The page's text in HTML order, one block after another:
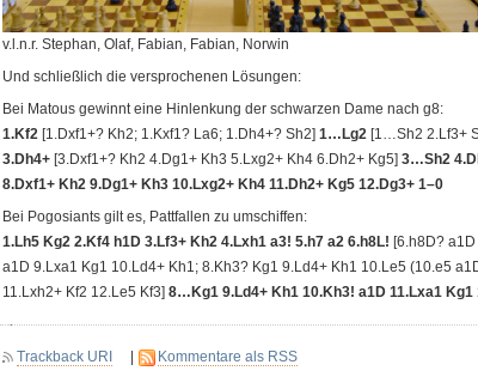
v.l.n.r. Stephan, Olaf, Fabian, Fabian, Norwin
Und schließlich die versprochenen Lösungen:
Bei Matous gewinnt eine Hinlenkung der schwarzen Dame nach g8:
1.Kf2 [1.Dxf1+? Kh2; 1.Kxf1? La6; 1.Dh4+? Sh2] 1…Lg2 [1…Sh2 2.Lf3+
3.Dh4+ [3.Dxf1+? Kh2 4.Dg1+ Kh3 5.Lxg2+ Kh4 6.Dh2+ Kg5] 3…Sh2
8.Dxf1+ Kh2 9.Dg1+ Kh3 10.Lxg2+ Kh4 11.Dh2+ Kg5 12.Dg3+ 1–0
Bei Pogosiants gilt es, Pattfallen zu umschiffen:
1.Lh5 Kg2 2.Kf4 h1D 3.Lf3+ Kh2 4.Lxh1 a3! 5.h7 a2 6.h8L! [6.h8D?
a1D 9.Lxa1 Kg1 10.Ld4+ Kh1; 8.Kh3? Kg1 9.Ld4+ Kh1 10.Le5 (10.e5
11.Lxh2+ Kf2 12.Le5 Kf3] 8…Kg1 9.Ld4+ Kh1 10.Kh3! a1D 11.Lxa1 Kg1
Trackback URI | Kommentare als RSS